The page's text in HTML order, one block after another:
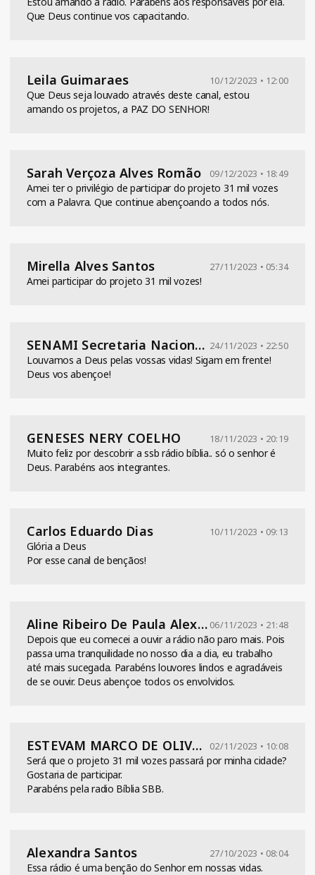
Que Deus continue vos capacitando.
Leila Guimaraes 10/12/2023 • 12:00
Que Deus seja louvado através deste canal, estou
amando os projetos, a PAZ DO SENHOR!
Sarah Verçoza Alves Romão 09/12/2023 • 18:49
Amei ter o privilégio de participar do projeto 31 mil vozes
com a Palavra. Que continue abençoando a todos nós.
Mirella Alves Santos 27/11/2023 • 05:34
Amei participar do projeto 31 mil vozes!
SENAMI Secretaria Nacional de Missões 24/11/2023 • 22:50
Louvamos a Deus pelas vossas vidas! Sigam em frente!
Deus vos abençoe!
GENESES NERY COELHO 18/11/2023 • 20:19
Muito feliz por descobrir a ssb rádio bíblia.. só o senhor é
Deus. Parabéns aos integrantes.
Carlos Eduardo Dias 10/11/2023 • 09:13
Glória a Deus
Por esse canal de bençãos!
Aline Ribeiro De Paula Alexandre 06/11/2023 • 21:48
Depois que eu comecei a ouvir a rádio não paro mais. Pois
passa uma tranquilidade no nosso dia a dia, eu trabalho
até mais sucegada. Parabéns louvores lindos e agradáveis
de se ouvir. Deus abençoe todos os envolvidos.
ESTEVAM MARCO DE OLIVEIRA 02/11/2023 • 10:08
Será que o projeto 31 mil vozes passará por minha cidade?
Gostaria de participar.
Parabéns pela radio Bíblia SBB.
Alexandra Santos 27/10/2023 • 08:04
Essa rádio é uma benção do Senhor em nossas vidas.